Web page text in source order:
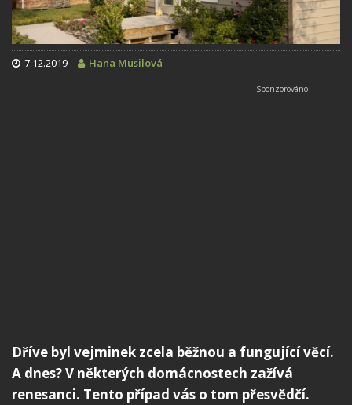
7.12.2019 Hana Musilová
Dříve byl vejminek zcela běžnou a fungující věcí.
A dnes? V některých domácnostech zažívá
renesanci. Tento případ vás o tom přesvědčí.